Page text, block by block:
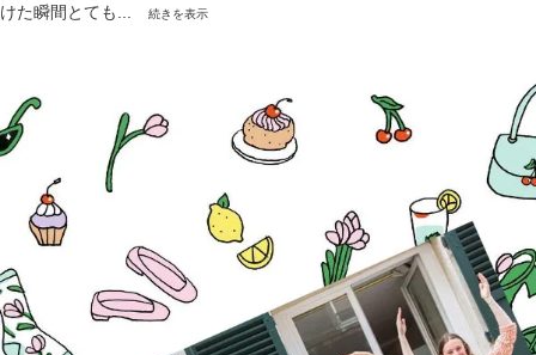
けた瞬間とても...
続きを表示